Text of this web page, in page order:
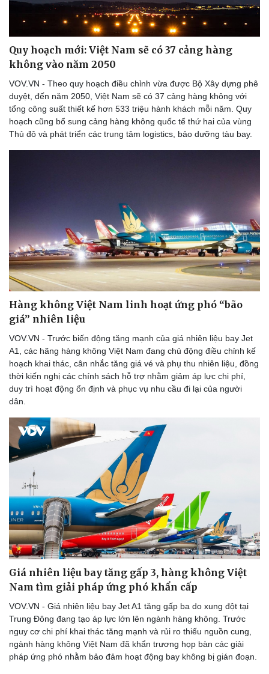
Doanh nghiệp
Thông tin doanh nghiệp
Doanh nghiệp 24h
Doanh nhân
Vì cộng đồng
Công nghệ
Tin Công nghệ
Trải nghiệm
Chuyển đổi số
Quy hoạch mới: Việt Nam sẽ có 37 cảng hàng
không vào năm 2050
VOV.VN - Theo quy hoạch điều chỉnh vừa được Bộ Xây dựng phê
duyệt, đến năm 2050, Việt Nam sẽ có 37 cảng hàng không với
tổng công suất thiết kế hơn 533 triệu hành khách mỗi năm. Quy
hoạch cũng bổ sung cảng hàng không quốc tế thứ hai của vùng
Thủ đô và phát triển các trung tâm logistics, bảo dưỡng tàu bay.
Hàng không Việt Nam linh hoạt ứng phó “bão
giá” nhiên liệu
VOV.VN - Trước biến động tăng mạnh của giá nhiên liệu bay Jet
A1, các hãng hàng không Việt Nam đang chủ động điều chỉnh kế
hoạch khai thác, cân nhắc tăng giá vé và phụ thu nhiên liệu, đồng
thời kiến nghị các chính sách hỗ trợ nhằm giảm áp lực chi phí,
duy trì hoạt động ổn định và phục vụ nhu cầu đi lại của người
dân.
Giá nhiên liệu bay tăng gấp 3, hàng không Việt
Nam tìm giải pháp ứng phó khẩn cấp
VOV.VN - Giá nhiên liệu bay Jet A1 tăng gấp ba do xung đột tại
Trung Đông đang tạo áp lực lớn lên ngành hàng không. Trước
nguy cơ chi phí khai thác tăng mạnh và rủi ro thiếu nguồn cung,
ngành hàng không Việt Nam đã khẩn trương họp bàn các giải
pháp ứng phó nhằm bảo đảm hoạt động bay không bị gián đoạn.